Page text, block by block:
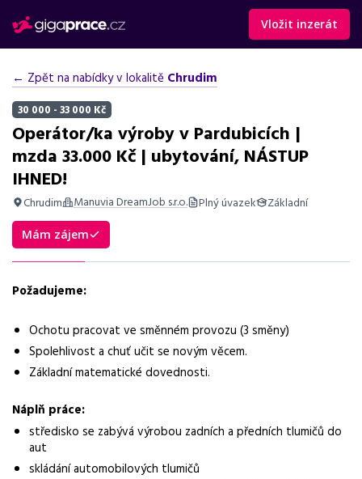
Vložit inzerát
← Zpět na nabídky v lokalitě Chrudim
30 000 - 33 000 Kč
Operátor/ka výroby v Pardubicích |
mzda 33.000 Kč | ubytování, NÁSTUP
IHNED!
Chrudim Manuvia DreamJob s.r.o. Plný úvazek Základní
Shrnutí nabídky
Práce v Pardubicích na směny s mzdou 30 000-33 000 Kč,
Základní informace
Pozice
Operátor výroby
operátor
Obor / skupina
výroba
Mám zájem
Požadujeme:
Ochotu pracovat ve směnném provozu (3 směny)
Spolehlivost a chuť učit se novým věcem.
Základní matematické dovednosti.
Náplň práce:
středisko se zabývá výrobou zadních a předních tlumičů do
aut
skládání automobilových tlumičů